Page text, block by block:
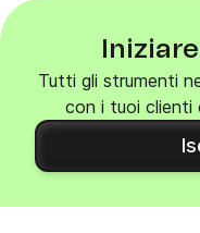
Tutti gli strumenti
con i tuoi clienti